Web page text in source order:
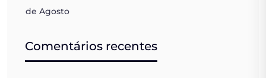
de Agosto
Comentários recentes